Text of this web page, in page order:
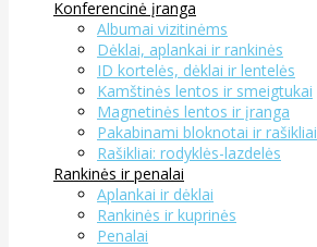
Konferencinė įranga
Albumai vizitinėms
Dėklai, aplankai ir rankinės
ID kortelės, dėklai ir lentelės
Kamštinės lentos ir smeigtukai
Magnetinės lentos ir įranga
Pakabinami bloknotai ir rašikliai
Rašikliai: rodyklės-lazdelės
Rankinės ir penalai
Aplankai ir dėklai
Rankinės ir kuprinės
Penalai